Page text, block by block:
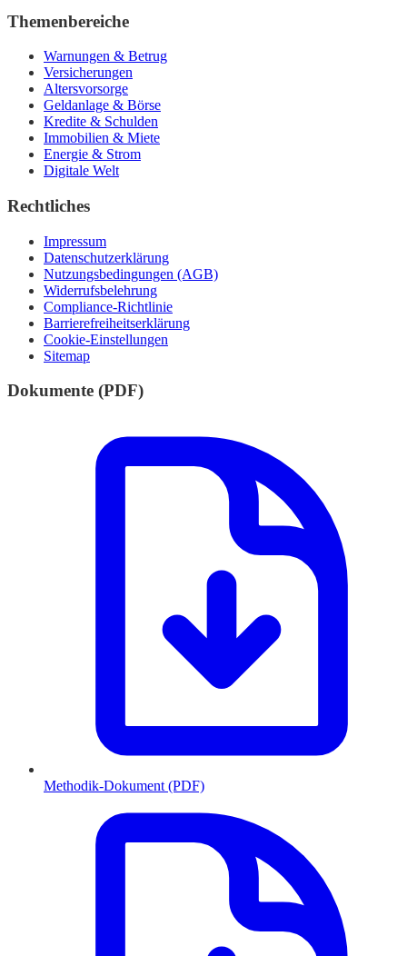
Themenbereiche
Warnungen & Betrug
Versicherungen
Altersvorsorge
Geldanlage & Börse
Kredite & Schulden
Immobilien & Miete
Energie & Strom
Digitale Welt
Rechtliches
Impressum
Datenschutzerklärung
Nutzungsbedingungen (AGB)
Widerrufsbelehrung
Compliance-Richtlinie
Barrierefreiheitserklärung
Cookie-Einstellungen
Sitemap
Dokumente (PDF)
Methodik-Dokument (PDF)